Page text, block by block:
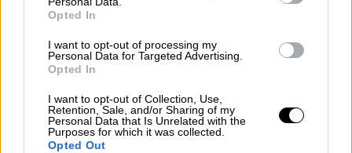
Opted In
I want to opt-out of processing my
Personal Data for Targeted Advertising.
Opted In
I want to opt-out of Collection, Use,
Retention, Sale, and/or Sharing of my
Personal Data that Is Unrelated with the
Purposes for which it was collected.
Opted Out
Εκτροχιάστηκαν τρένα στην Ισπανία:
Τουλάχιστον επτά νεκροί, αρκετοί
τραυματίες